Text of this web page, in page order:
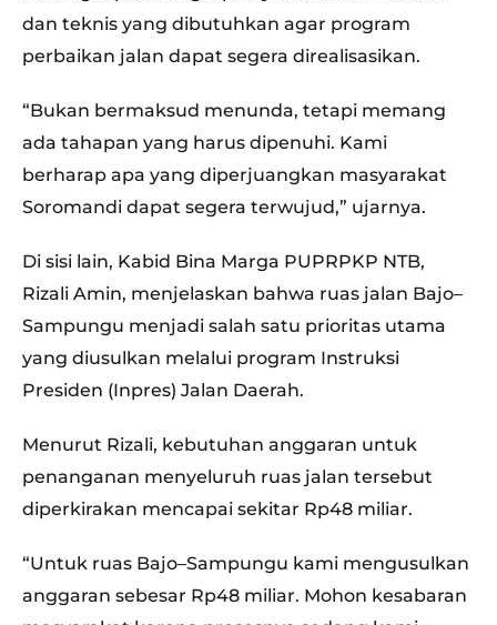
dan teknis yang dibutuhkan agar program
perbaikan jalan dapat segera direalisasikan.
“Bukan bermaksud menunda, tetapi memang
ada tahapan yang harus dipenuhi. Kami
berharap apa yang diperjuangkan masyarakat
Soromandi dapat segera terwujud,” ujarnya.
Di sisi lain, Kabid Bina Marga PUPRPKP NTB,
Rizali Amin, menjelaskan bahwa ruas jalan Bajo–
Sampungu menjadi salah satu prioritas utama
yang diusulkan melalui program Instruksi
Presiden (Inpres) Jalan Daerah.
Menurut Rizali, kebutuhan anggaran untuk
penanganan menyeluruh ruas jalan tersebut
diperkirakan mencapai sekitar Rp48 miliar.
“Untuk ruas Bajo–Sampungu kami mengusulkan
anggaran sebesar Rp48 miliar. Mohon kesabaran